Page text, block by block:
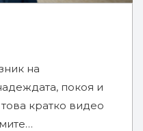
на
покоя и
кратко видео